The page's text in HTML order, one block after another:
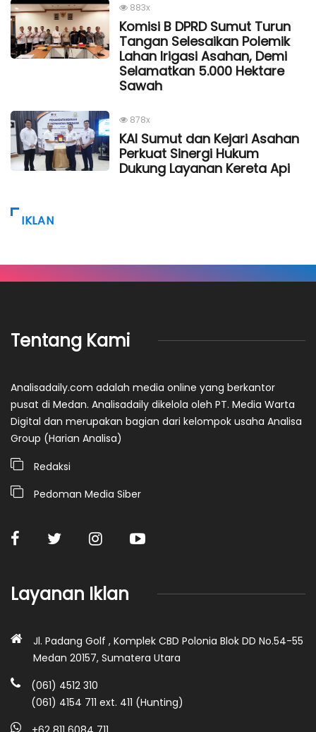
883x
Komisi B DPRD Sumut Turun
Tangan Selesaikan Polemik
Lahan Irigasi Asahan, Demi
Selamatkan 5.000 Hektare
Sawah
878x
KAI Sumut dan Kejari Asahan
Perkuat Sinergi Hukum
Dukung Layanan Kereta Api
IKLAN
Tentang Kami
Analisadaily.com adalah media online yang berkantor
pusat di Medan. Analisadaily dikelola oleh PT. Media Warta
Digital dan merupakan bagian dari kelompok usaha Analisa
Group (Harian Analisa)
Redaksi
Pedoman Media Siber
Layanan Iklan
Jl. Padang Golf , Komplek CBD Polonia Blok DD No.54-55
Medan 20157, Sumatera Utara
(061) 4512 310
(061) 4154 711 ext. 411 (Hunting)